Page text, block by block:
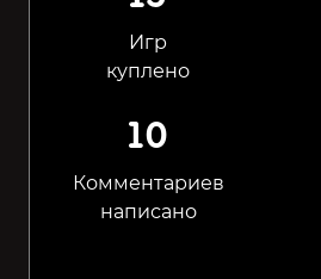
Игр
куплено
10
Комментариев
написано